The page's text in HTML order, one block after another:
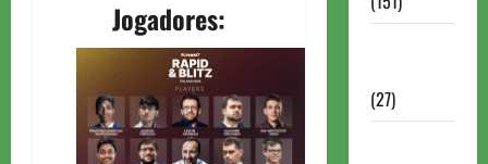
Jogadores:
(27)